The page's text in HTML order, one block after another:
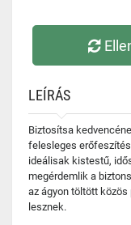
LEÍRÁS
Biztosítsa
felesleges
ideálisak kistestű,
megérdemlik a
az ágyon töltött
lesznek.